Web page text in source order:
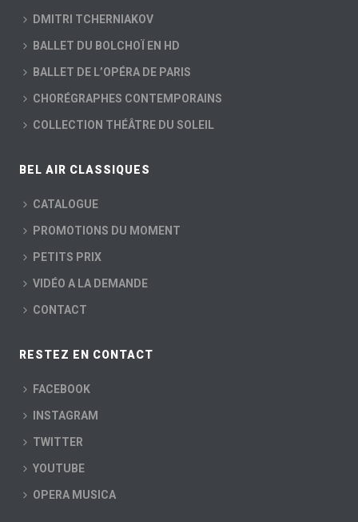
DMITRI TCHERNIAKOV
BALLET DU BOLCHOÏ EN HD
BALLET DE L’OPÉRA DE PARIS
CHORÉGRAPHES CONTEMPORAINS
COLLECTION THÉÂTRE DU SOLEIL
BEL AIR CLASSIQUES
CATALOGUE
PROMOTIONS DU MOMENT
PETITS PRIX
VIDÉO A LA DEMANDE
CONTACT
RESTEZ EN CONTACT
FACEBOOK
INSTAGRAM
TWITTER
YOUTUBE
OPERA MUSICA